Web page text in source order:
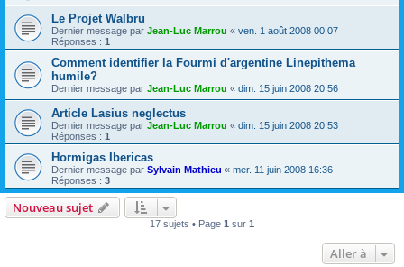
Le Projet Walbru
Dernier message par Jean-Luc Marrou « ven. 1 août 2008 00:07
Réponses : 1
Comment identifier la Fourmi d'argentine Linepithema
humile?
Dernier message par Jean-Luc Marrou « dim. 15 juin 2008 20:56
Article Lasius neglectus
Dernier message par Jean-Luc Marrou « dim. 15 juin 2008 20:53
Réponses : 1
Hormigas Ibericas
Dernier message par Sylvain Mathieu « mer. 11 juin 2008 16:36
Réponses : 3
Nouveau sujet
17 sujets • Page 1 sur 1
Aller à